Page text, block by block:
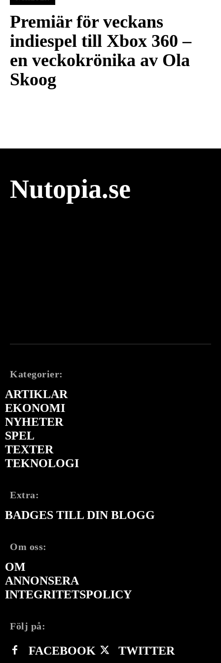
Premiär för veckans
indiespel till Xbox 360 –
en veckokrönika av Ola
Skoog
Nutopia.se
Kategorier:
ARTIKLAR
EKONOMI
NYHETER
SPEL
TEXTER
TEKNOLOGI
Extra:
BADGES TILL DIN BLOGG
Om oss:
OM
ANNONSERA
INTEGRITETSPOLICY
Följ på:
FACEBOOK TWITTER